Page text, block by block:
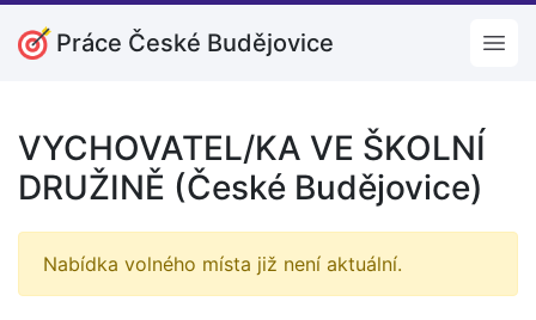
Práce České Budějovice
VYCHOVATEL/KA VE ŠKOLNÍ
DRUŽINĚ (České Budějovice)
Nabídka volného místa již není aktuální.